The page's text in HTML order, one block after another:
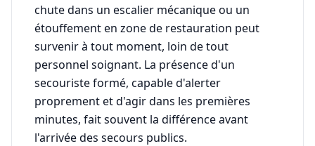
chute dans un escalier mécanique ou un
étouffement en zone de restauration peut
survenir à tout moment, loin de tout
personnel soignant. La présence d'un
secouriste formé, capable d'alerter
proprement et d'agir dans les premières
minutes, fait souvent la différence avant
l'arrivée des secours publics.